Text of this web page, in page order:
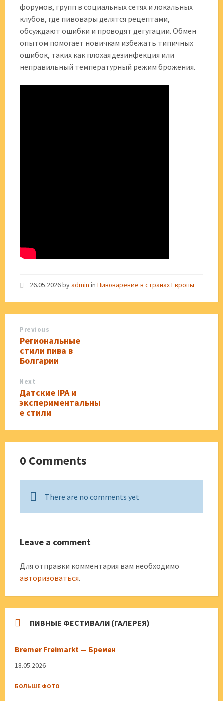
форумов, групп в социальных сетях и локальных
клубов, где пивовары делятся рецептами,
обсуждают ошибки и проводят дегугации. Обмен
опытом помогает новичкам избежать типичных
ошибок, таких как плохая дезинфекция или
неправильный температурный режим брожения.
26.05.2026byadmin in Пивоварение в странах Европы
Previous
Региональные
стили пива в
Болгарии
Next
Датские IPA и
экспериментальны
е стили
0 Comments
There are no comments yet
Leave a comment
Для отправки комментария вам необходимо
авторизоваться.
ПИВНЫЕ ФЕСТИВАЛИ (ГАЛЕРЕЯ)
Bremer Freimarkt — Бремен
18.05.2026
БОЛЬШЕ ФОТО